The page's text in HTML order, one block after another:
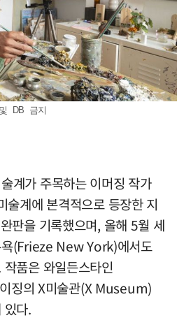
DB 금지
계가 주목하는 이머징 작가
술계에 본격적으로 등장한 지
판을 기록했으며, 올해 5월 세
욕(Frieze New York)에서도
품은 와일든스타인
징의 X미술관(X Museum)
있다.